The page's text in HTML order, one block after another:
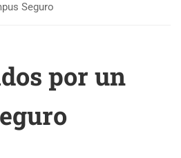
Seguro
por un